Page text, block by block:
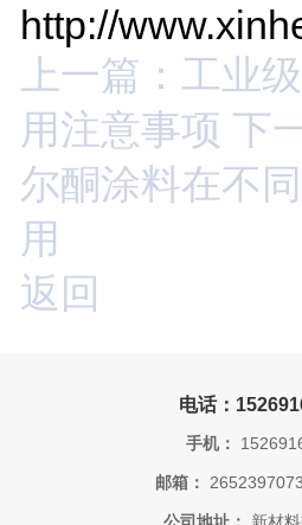
http://
上一篇：工业
用注意事项 下
尔酮涂料在不
用
返回
电话：
手机：
邮箱：